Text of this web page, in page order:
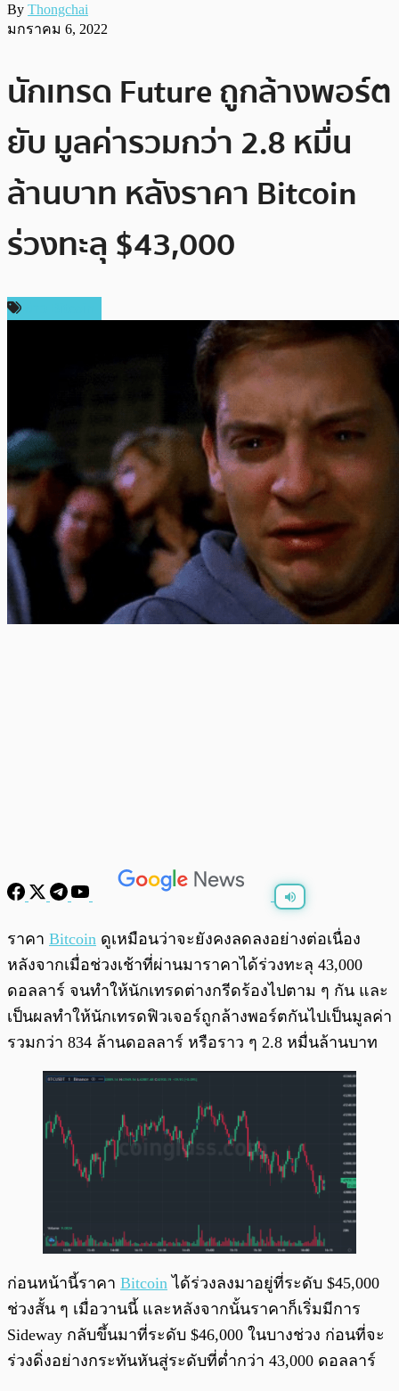
By Thongchai
มกราคม 6, 2022
นักเทรด Future ถูกล้างพอร์ต
ยับ มูลค่ารวมกว่า 2.8 หมื่น
ล้านบาท หลังราคา Bitcoin
ร่วงทะลุ $43,000
0:00 /0:00
ราคา Bitcoin ดูเหมือนว่าจะยังคงลดลงอย่างต่อเนื่อง
หลังจากเมื่อช่วงเช้าที่ผ่านมาราคาได้ร่วงทะลุ 43,000
ดอลลาร์ จนทำให้นักเทรดต่างกรีดร้องไปตาม ๆ กัน และ
เป็นผลทำให้นักเทรดฟิวเจอร์ถูกล้างพอร์ตกันไปเป็นมูลค่า
รวมกว่า 834 ล้านดอลลาร์ หรือราว ๆ 2.8 หมื่นล้านบาท
ก่อนหน้านี้ราคา Bitcoin ได้ร่วงลงมาอยู่ที่ระดับ $45,000
ช่วงสั้น ๆ เมื่อวานนี้ และหลังจากนั้นราคาก็เริ่มมีการ
Sideway กลับขึ้นมาที่ระดับ $46,000 ในบางช่วง ก่อนที่จะ
ร่วงดิ่งอย่างกระทันหันสู่ระดับที่ต่ำกว่า 43,000 ดอลลาร์